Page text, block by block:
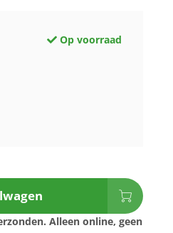
Op voorraad
Alleen online, geen